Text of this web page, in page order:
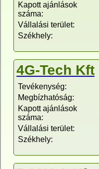
Kapott ajánlások
száma:
Vállalási terület:
Székhely:
4G-Tech Kft
Tevékenység:
Megbízhatóság:
Kapott ajánlások
száma:
Vállalási terület:
Székhely: